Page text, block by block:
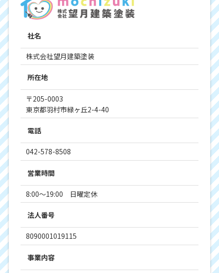
社名
株式会社望月建築塗装
所在地
〒205-0003
東京都羽村市緑ヶ丘2-4-40
電話
042-578-8508
営業時間
8:00～19:00 日曜定休
法人番号
8090001019115
事業内容